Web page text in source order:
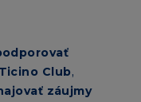
Club,
záujmy